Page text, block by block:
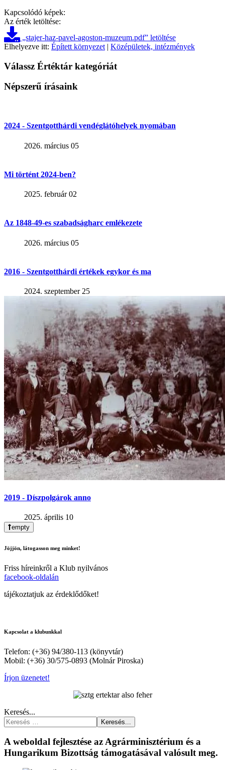
Kapcsolódó képek:
Az érték letöltése:
„stajer-haz-pavel-agoston-muzeum.pdf” letöltése
Elhelyezve itt: Épített környezet | Középületek, intézmények
Válassz Értéktár kategóriát
Népszerű írásaink
2024 - Szentgotthárdi vendéglátóhelyek nyomában
2026. március 05
Mi történt 2024-ben?
2025. február 02
Az 1848-49-es szabadságharc emlékezete
2026. március 05
2016 - Szentgotthárdi értékek egykor és ma
2024. szeptember 25
2019 - Díszpolgárok anno
2025. április 10
empty
Jöjjön, látogasson meg minket!
Friss híreinkről a Klub nyilvános
facebook-oldalán
tájékoztatjuk az érdeklődőket!
Kapcsolat a klubunkkal
Telefon: (+36) 94/380-113 (könyvtár)
Mobil: (+36) 30/575-0893 (Molnár Piroska)
Írjon üzenetet!
Keresés...
Keresés...
A weboldal fejlesztése az Agrárminisztérium és a
Hungarikum Bizottság támogatásával valósult meg.